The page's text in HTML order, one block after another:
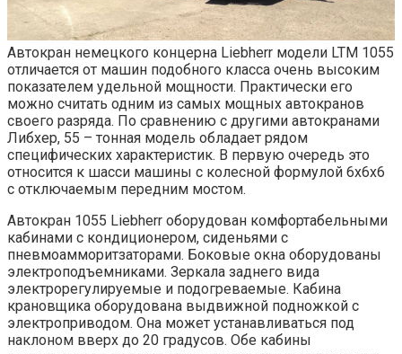
Автокран немецкого концерна Liebherr модели LTM 1055
отличается от машин подобного класса очень высоким
показателем удельной мощности. Практически его
можно считать одним из самых мощных автокранов
своего разряда. По сравнению с другими автокранами
Либхер, 55 – тонная модель обладает рядом
специфических характеристик. В первую очередь это
относится к шасси машины с колесной формулой 6х6х6
с отключаемым передним мостом.
Автокран 1055 Liebherr оборудован комфортабельными
кабинами с кондиционером, сиденьями с
пневмоамморитзаторами. Боковые окна оборудованы
электроподъемниками. Зеркала заднего вида
электрорегулируемые и подогреваемые. Кабина
крановщика оборудована выдвижной подножкой с
электроприводом. Она может устанавливаться под
наклоном вверх до 20 градусов. Обе кабины